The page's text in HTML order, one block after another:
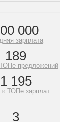
000
зарплата
189
предложений
1 195
ТОПе зарплат
3